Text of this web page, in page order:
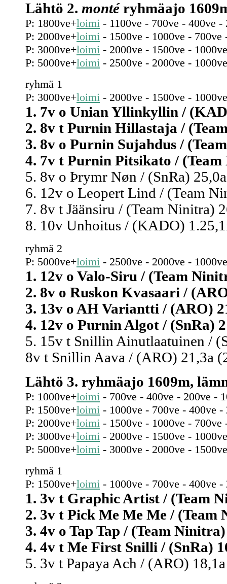
Lähtö 2. montéryhmäajo
P: 1800ve+loimi - 1100ve - 700ve - 400ve -
P: 2000ve+loimi - 1500ve - 1000ve - 700ve
P: 3000ve+loimi - 2000ve - 1500ve -
P: 5000ve+loimi - 2500ve - 2000ve -
ryhmä 1
P: 3000ve+loimi - 2000ve - 1500ve -
1. 7v o Unian Yllinkyllin /
2. 8v t Purnin Hillastaja /
3. 8v o Purnin Sujahdus /
4. 7v t Purnin Pitsikato /
5. 8v o Þrymr Nøn / (SnRa)
6. 12v o Leopert Lind / (Team
7. 8v t Jäänsiru / (Team Ninitra)
8. 10v Unhoitus / (KADO)
ryhmä 2
P: 5000ve+loimi - 2500ve - 2000ve -
1. 12v o Valo-Siru / (Team
2. 8v o Ruskon Kvasaari /
3. 13v o AH Variantti / (ARO)
4. 12v o Purnin Algot / (SnRa)
5. 15v t Snillin Ainutlaatuinen /
8v t Snillin Aava / (ARO) 21,3a
Lähtö 3. ryhmäajo 1609m,
P: 1000ve+loimi - 700ve - 400ve - 200ve -
P: 1500ve+loimi - 1000ve - 700ve - 400ve -
P: 2000ve+loimi - 1500ve - 1000ve - 700ve
P: 3000ve+loimi - 2000ve - 1500ve -
P: 5000ve+loimi - 3000ve - 2000ve -
ryhmä 1
P: 1500ve+loimi - 1000ve - 700ve - 400ve -
1. 3v t Graphic Artist / (Team
2. 3v t Pick Me Me Me / (Team
3. 4v o Tap Tap / (Team
4. 4v t Me First Snilli / (SnRa)
5. 3v t Papaya Ach / (ARO)